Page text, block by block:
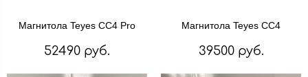
Магнитола Teyes CC4 Pro
52490 руб.
Магнитола Teyes CC4
39500 руб.